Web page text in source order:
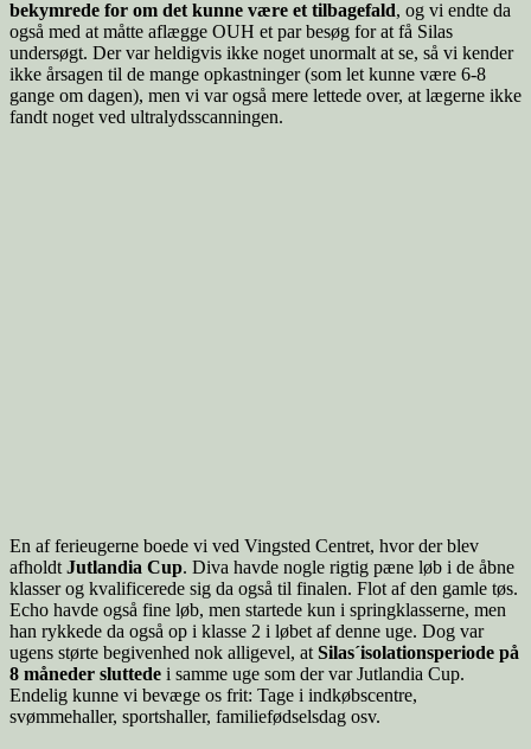
bekymrede for om det kunne være et tilbagefald, og vi endte da
også med at måtte aflægge OUH et par besøg for at få Silas
undersøgt. Der var heldigvis ikke noget unormalt at se, så vi kender
ikke årsagen til de mange opkastninger (som let kunne være 6-8
gange om dagen), men vi var også mere lettede over, at lægerne ikke
fandt noget ved ultralydsscanningen.
En af ferieugerne boede vi ved Vingsted Centret, hvor der blev
afholdt Jutlandia Cup. Diva havde nogle rigtig pæne løb i de åbne
klasser og kvalificerede sig da også til finalen. Flot af den gamle tøs.
Echo havde også fine løb, men startede kun i springklasserne, men
han rykkede da også op i klasse 2 i løbet af denne uge. Dog var
ugens størte begivenhed nok alligevel, at Silas´isolationsperiode på
8 måneder sluttede i samme uge som der var Jutlandia Cup.
Endelig kunne vi bevæge os frit: Tage i indkøbscentre,
svømmehaller, sportshaller, familiefødselsdag osv.